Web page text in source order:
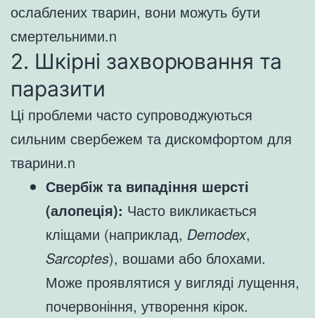
ослаблених тварин, вони можуть бути
смертельними.n
2. Шкірні захворювання та
паразити
Ці проблеми часто супроводжуються
сильним свербежем та дискомфортом для
тварини.n
Свербіж та випадіння шерсті
(алопеція): Часто викликається
кліщами (наприклад, Demodex,
Sarcoptes), вошами або блохами.
Може проявлятися у вигляді лущення,
почервоніння, утворення кірок.